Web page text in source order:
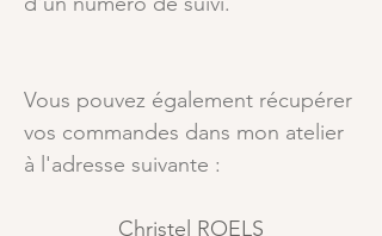
Vous pouvez également récupérer
vos commandes dans mon atelier
à l'adresse suivante :
Christel ROELS